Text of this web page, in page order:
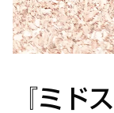
『ミド